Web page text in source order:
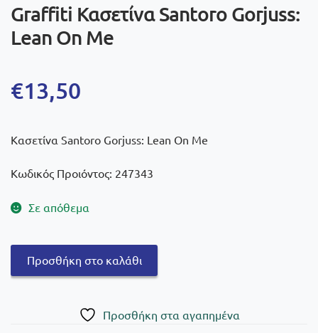
Graffiti Κασετίνα Santoro Gorjuss:
Lean On Me
€13,50
Κασετίνα Santoro Gorjuss: Lean On Me
Κωδικός Προιόντος: 247343
Σε απόθεμα
Κασετίνα
Προσθήκη στο καλάθι
Πρoσθήκη στα αγαπημένα